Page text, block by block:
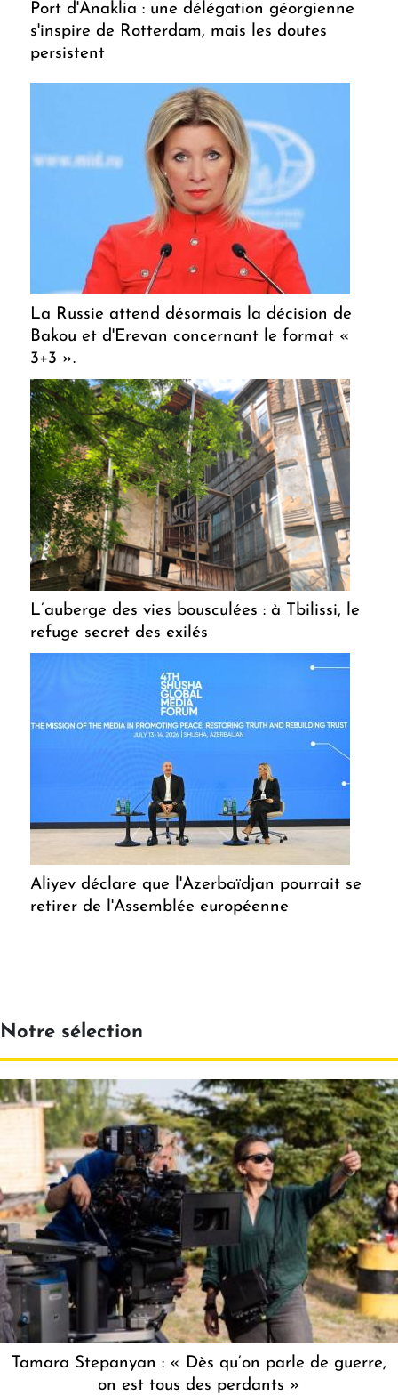
Port d'Anaklia : une délégation géorgienne
s'inspire de Rotterdam, mais les doutes
persistent
La Russie attend désormais la décision de
Bakou et d'Erevan concernant le format «
3+3 ».
L’auberge des vies bousculées : à Tbilissi, le
refuge secret des exilés
Aliyev déclare que l'Azerbaïdjan pourrait se
retirer de l'Assemblée européenne
Notre sélection
Tamara Stepanyan : « Dès qu’on parle de guerre,
on est tous des perdants »